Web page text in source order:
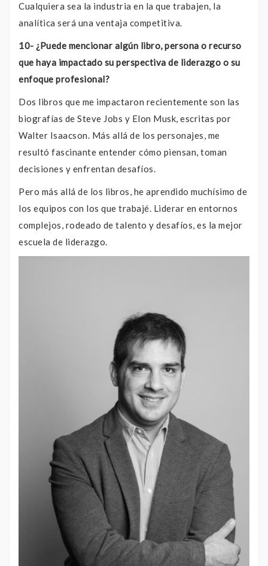
Cualquiera sea la industria en la que trabajen, la
analítica será una ventaja competitiva.
10- ¿Puede mencionar algún libro, persona o recurso
que haya impactado su perspectiva de liderazgo o su
enfoque profesional?
Dos libros que me impactaron recientemente son las
biografías de Steve Jobs y Elon Musk, escritas por
Walter Isaacson. Más allá de los personajes, me
resultó fascinante entender cómo piensan, toman
decisiones y enfrentan desafíos.
Pero más allá de los libros, he aprendido muchísimo de
los equipos con los que trabajé. Liderar en entornos
complejos, rodeado de talento y desafíos, es la mejor
escuela de liderazgo.